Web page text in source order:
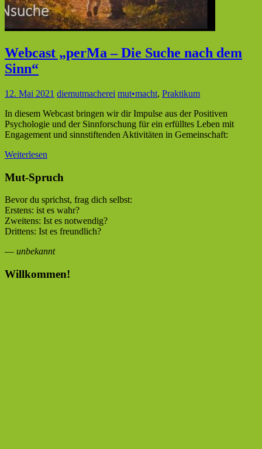
Webcast „perMa – Die Suche nach dem
Sinn“
12. Mai 2021 diemutmacherei mut•macht, Praktikum
In diesem Webcast bringen wir dir Impulse aus der Positiven
Psychologie und der Sinnforschung für ein erfülltes Leben mit
Engagement und sinnstiftenden Aktivitäten in Gemeinschaft:
Weiterlesen
Mut-Spruch
Bevor du sprichst, frag dich selbst:
Erstens: ist es wahr?
Zweitens: Ist es notwendig?
Drittens: Ist es freundlich?
— unbekannt
Willkommen!